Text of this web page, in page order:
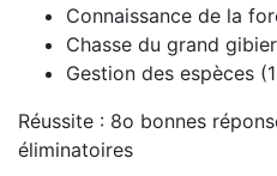
Connaissance de la
Chasse du grand
Gestion des espèces
Réussite : 8o bonnes
éliminatoires